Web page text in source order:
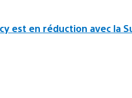
est en réduction avec la